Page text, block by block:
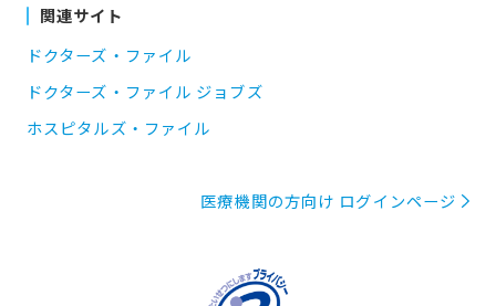
関連サイト
ドクターズ・ファイル
ドクターズ・ファイル ジョブズ
ホスピタルズ・ファイル
医療機関の方向け ログインページ